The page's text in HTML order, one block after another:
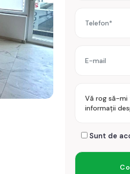
Sunt de